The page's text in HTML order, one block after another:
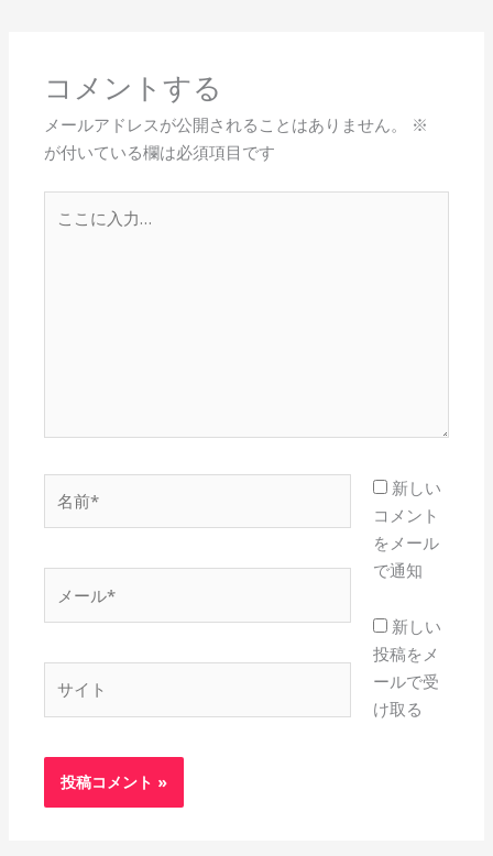
コメントする
メールアドレスが公開されることはありません。
※
が付いている欄は必須項目です
こ
前
ー
*
新しい
コメント
をメール
で通知
新しい
投稿をメ
ールで受
け取る